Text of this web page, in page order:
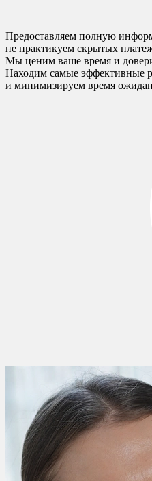
Предоставляем полную
не практикуем скрытых
Мы ценим ваше время и
Находим самые эффективные
и минимизируем время